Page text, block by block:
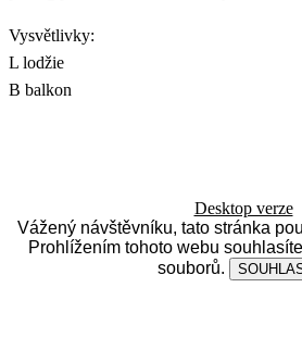
Vysvětlivky:
L lodžie
B balkon
Desktop verze
Vážený návštěvníku, tato stránka
Prohlížením tohoto webu
souborů.